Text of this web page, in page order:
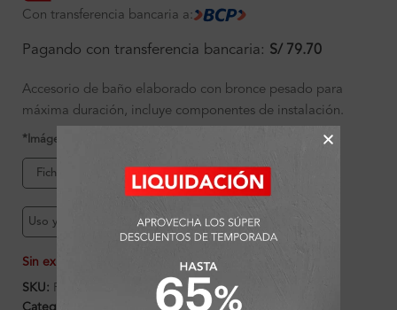
Con transferencia bancaria a:
Pagando con transferencia bancaria: S/ 79.70
Accesorio de baño elaborado con bronce pesado para
máxima duración, incluye componentes de instalación.
*Imágenes referenciales
Ficha de producto Garantía Ferretti
Uso y mantenimiento
Sin existencias
SKU: FA1206
Categorías:
Ambientes, Baño